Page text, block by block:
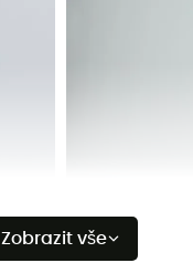
Zobrazit vše